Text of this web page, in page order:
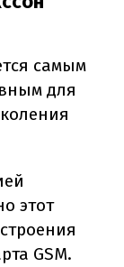
самым
для
этот
GSM.